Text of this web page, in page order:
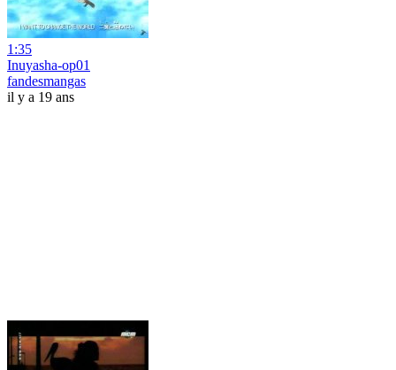
1:35
Inuyasha-op01
fandesmangas
il y a 19 ans